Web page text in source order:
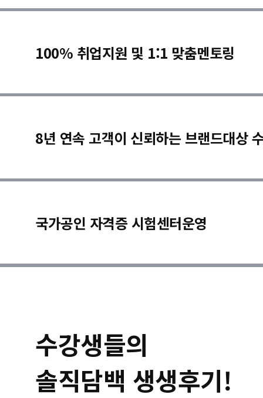
100% 취업지원 및 1:1 맞춤멘토링
8년 연속 고객이 신뢰하는 브랜드대상
국가공인 자격증 시험센터운영
수강생들의
솔직담백 생생후기!